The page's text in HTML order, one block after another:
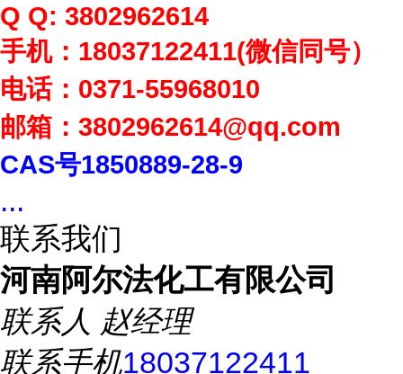
Q Q: 3802962614
手机： 18037122411(微信同号）
电话： 0371-55968010
邮箱： 3802962614@qq.com
CAS号1850889-28-9
...
联系我们
河南阿尔法化工有限公司
联系人 赵经理
联系手机18037122411